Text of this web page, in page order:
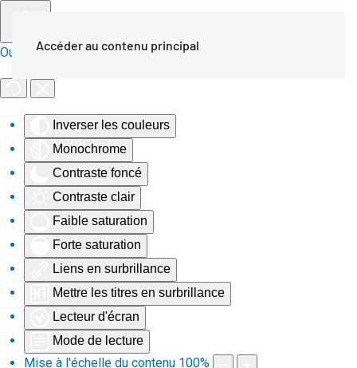
Outils d'accessibilité
Inverser les couleurs
Monochrome
Contraste foncé
Contraste clair
Faible saturation
Forte saturation
Liens en surbrillance
Mettre les titres en surbrillance
Lecteur d'écran
Mode de lecture
Mise à l'échelle du contenu 100%
Accéder au contenu principal